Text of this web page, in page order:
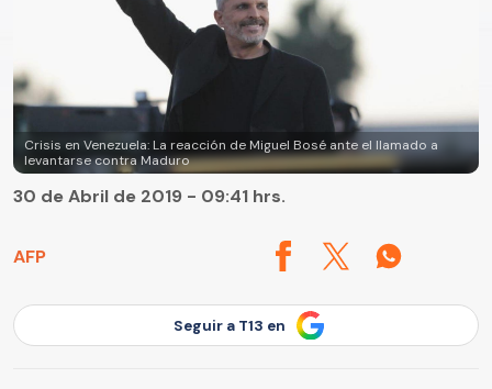
Crisis en Venezuela: La reacción de Miguel Bosé ante el llamado a
levantarse contra Maduro
AFP
30 de Abril de 2019 - 09:41 hrs.
Seguir a T13 en